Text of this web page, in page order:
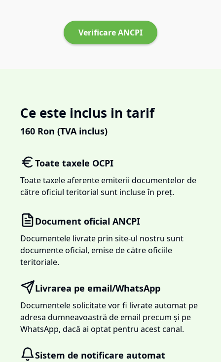
Verificare ANCPI
Ce este inclus in tarif
160 Ron (TVA inclus)
Toate taxele OCPI
Toate taxele aferente emiterii documentelor de
către oficiul teritorial sunt incluse în preț.
Document oficial ANCPI
Documentele livrate prin site-ul nostru sunt
documente oficial, emise de către oficiile
teritoriale.
Livrarea pe email/WhatsApp
Documentele solicitate vor fi livrate automat pe
adresa dumneavoastră de email precum și pe
WhatsApp, dacă ai optat pentru acest canal.
Sistem de notificare automat